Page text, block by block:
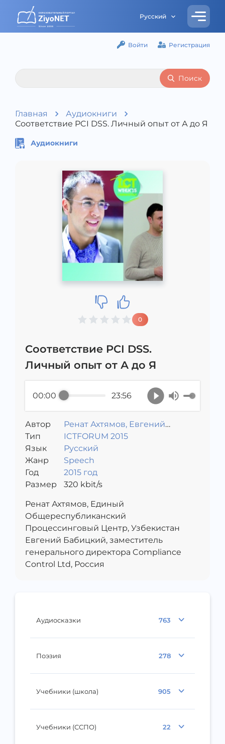
Русский
Войти Регистрация
Поиск
Главная
Аудиокниги
Соответствие PCI DSS. Личный опыт от А до Я
Аудиосказки 763
Поэзия 278
Учебники (школа) 905
Учебники (ССПО) 22
Аудиокниги
0
Соответствие PCI DSS.
Личный опыт от А до Я
00:00 23:56
Автор
Ренат Ахтямов, Евгений
Бабицкий
Тип
ICTFORUM 2015
Язык
Русский
Жанр
Speech
Год
2015 год
Размер
320 kbit/s
Ренат Ахтямов, Единый
Общереспубликанский
Процессинговый Центр, Узбекистан
Евгений Бабицкий, заместитель
генерального директора Compliance
Control Ltd, Россия